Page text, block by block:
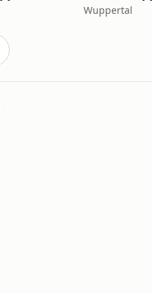
Wuppertal